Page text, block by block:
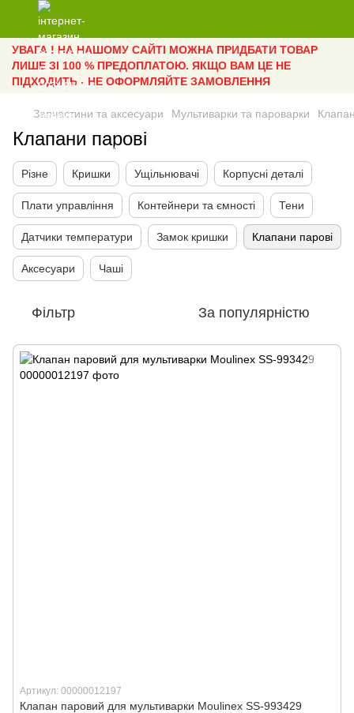
УВАГА ! НА НАШОМУ САЙТІ МОЖНА ПРИДБАТИ ТОВАР
ЛИШЕ ЗІ 100 % ПРЕДОПЛАТОЮ. ЯКЩО ВАМ ЦЕ НЕ
ПІДХОДИТЬ - НЕ ОФОРМЛЯЙТЕ ЗАМОВЛЕННЯ
Запчастини та аксесуари Мультиварки та пароварки
Клапани парові
Різне Кришки Ущільнювачі Корпусні деталі
Плати управління Контейнери та ємності Тени
Датчики температури Замок кришки Клапани парові
Аксесуари Чаші
Фільтр За популярністю
Артикул: 00000012197
Клапан паровий для мультиварки Moulinex SS-993429